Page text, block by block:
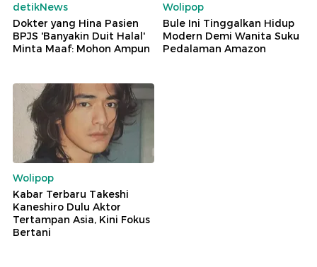
detikNews
Dokter yang Hina Pasien
BPJS 'Banyakin Duit Halal'
Minta Maaf: Mohon Ampun
Wolipop
Bule Ini Tinggalkan Hidup
Modern Demi Wanita Suku
Pedalaman Amazon
Wolipop
Kabar Terbaru Takeshi
Kaneshiro Dulu Aktor
Tertampan Asia, Kini Fokus
Bertani